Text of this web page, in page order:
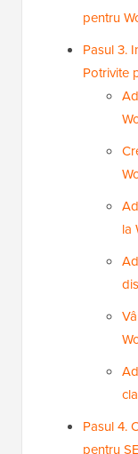
pentru
Pasul 3.
Potrivite
la
Pasul 4.
pentru